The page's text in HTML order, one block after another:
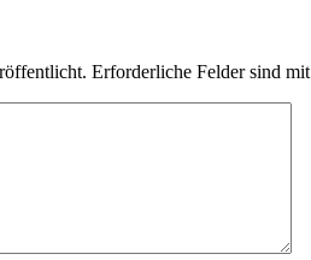
Erforderliche Felder sind mit